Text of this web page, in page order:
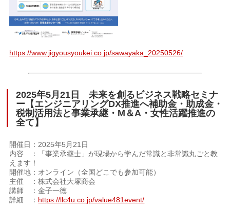
https://www.jigyousyoukei.co.jp/sawayaka_20250526/
2025年5月21日 未来を創るビジネス戦略セミナ
ー【エンジニアリングDX推進へ補助金・助成金・
税制活用法と事業承継・M＆A・女性活躍推進の
全て】
開催日：2025年5月21日
内容 ：「事業承継士」が現場から学んだ常識と非常識丸ごと教
えます！
開催地：オンライン（全国どこでも参加可能）
主催 ：株式会社大塚商会
講師 ：金子一徳
詳細 ： https://llc4u.co.jp/value481event/